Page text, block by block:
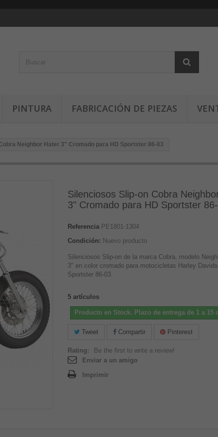
PINTURA FABRICACIÓN DE PIEZAS
Neighbor Hater 3" Cromado para HD Sportster 86-03
Silenciosos Slip-on Cobra
3" Cromado para HD Sportster
Referencia PE1801-1304
Condición: Nuevo producto
Silenciosos Slip-on de la marca Cobra, modelo
3" en color cromado para motocicletas Harley
Sportster 86-03.
5 artículos
Producto en Stock. Plazo de entrega de 1 a 15
Tweet Compartir Pinterest
Rating:
Be the first to write a review!
Enviar a un amigo
Imprimir